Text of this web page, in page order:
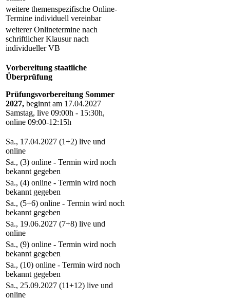
weitere themenspezifische Online-
Termine individuell vereinbar
weiterer Onlinetermine nach
schriftlicher Klausur nach
individueller VB
Vorbereitung staatliche
Überprüfung
Prüfungsvorbereitung Sommer
2027, beginnt am 17.04.2027
Samstag, live 09:00h - 15:30h,
online 09:00-12:15h
Sa., 17.04.2027 (1+2) live und
online
Sa., (3) online - Termin wird noch
bekannt gegeben
Sa., (4) online - Termin wird noch
bekannt gegeben
Sa., (5+6) online - Termin wird noch
bekannt gegeben
Sa., 19.06.2027 (7+8) live und
online
Sa., (9) online - Termin wird noch
bekannt gegeben
Sa., (10) online - Termin wird noch
bekannt gegeben
Sa., 25.09.2027 (11+12) live und
online